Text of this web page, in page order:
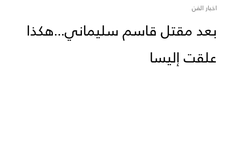
اخبار الفن
بعد مقتل قاسم سليماني...هكذا
علقت إليسا